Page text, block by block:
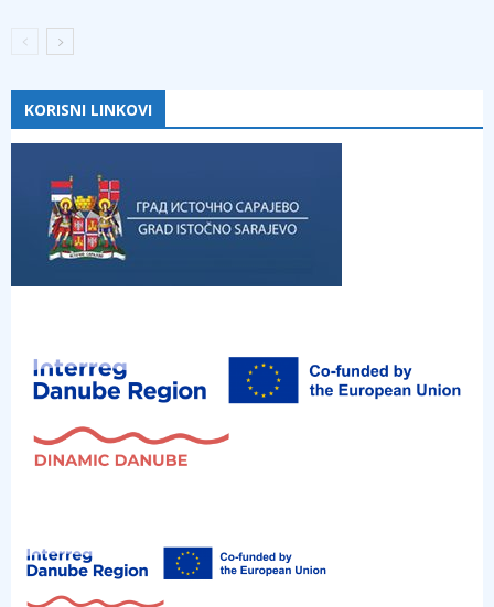
KORISNI LINKOVI